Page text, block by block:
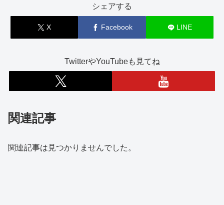
シェアする
X Facebook LINE
TwitterやYouTubeも見てね
関連記事
関連記事は見つかりませんでした。